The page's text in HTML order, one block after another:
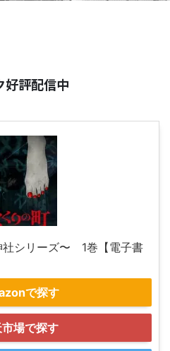
好評配信中
社シリーズ〜 1巻【電子書
で探す
場で探す